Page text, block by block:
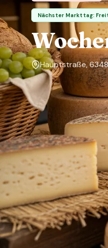
Nächster Markttag:
Hauptstraße,
Markttage
Freitag